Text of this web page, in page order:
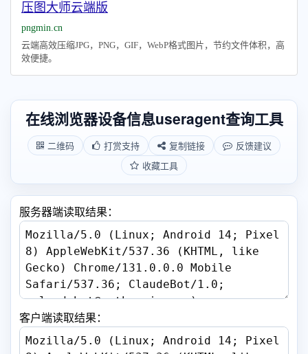
压图大师云端版
pngmin.cn
云端高效压缩JPG，PNG，GIF，WebP格式图片，节约文件体积，高
效便捷。
在线浏览器设备信息useragent查询工具
二维码 打赏支持 复制链接
反馈建议
收藏工具
服务器端读取结果：
客户端读取结果：